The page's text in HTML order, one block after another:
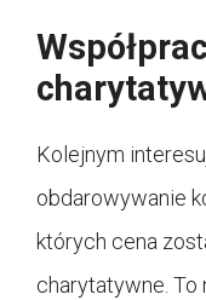
Kolejnym
obdarowywanie
których cena
charytatywne.